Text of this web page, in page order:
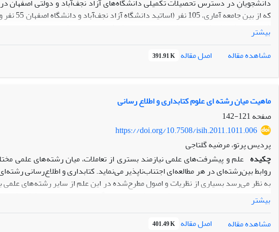
شد. ابزار پژوهش شامل پرسشنامه محقق‌ساختة رشته‌های میان‌رشته‌ای بود. یافته‌های
اساتید و دانشجویان وجود دارد و در حال حاضر امکان برگزاری تنها پنج رشته
بیشتر وجود دارد. اولویت‌بندی رشته‌های بین‌رشته‌ای نشان داد رشته‌های ویراستاری،
بین‌الملل در اولویت اول قرار دارند و رشته‌های بین‌رشته‌ای دیگر در اولویت بعد قرار
بیشتر
مشاهده مقاله
اصل مقاله 391.91 K
ماهیت میان رشته ای علوم کتابداری و اطلاع رسانی
صفحه121-142
https://doi.org/10.7508/isih.2011.1011.006
پردیس پرتو، مرضیه گلتاجی
چکیده علم و پیشرفت‌های علمی نیازمند بستری از تعاملات، میان رشته‌های
روابط بین‌رشته‌ای در هر مطالعه‌ای اجتناب‌ناپذیر می‌نماید. کتابداری و اطلاع‌رسانی
به نظر می‌رسد بسیاری از نظریات و اصول مطرح‌شده در این علم از سایر رشته‌های
و مطالعه نظریات موجود در این رشته، ریشه‌ها و خاستگاه‌های این نظریات را کشف
کند.
بیشتر
مشاهده مقاله
اصل مقاله 401.49 K